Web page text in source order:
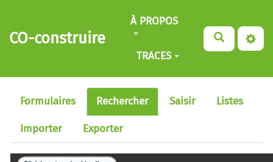
Aller au contenu principal
CO-construire
À PROPOS
TRACES
Formulaires Rechercher Saisir Listes
Importer Exporter